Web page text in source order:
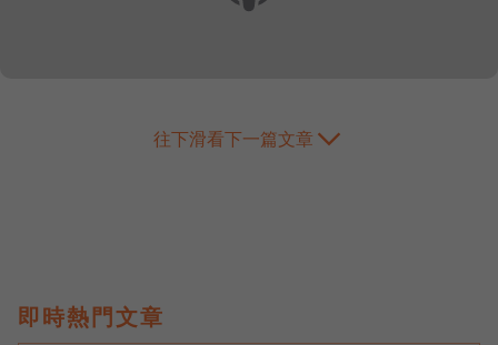
往下滑看下一篇文章
即時熱門文章